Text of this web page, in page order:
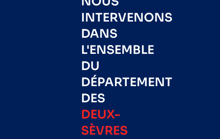
INTERVENONS
DANS
L'ENSEMBLE
DU
DÉPARTEMENT
DES
DEUX-
SÈVRES